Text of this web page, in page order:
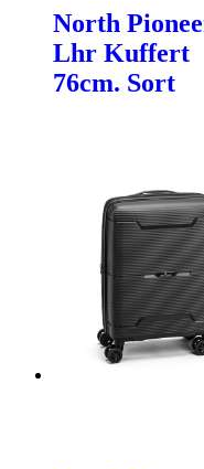
North
Lhr Kuffert
76cm. Sort